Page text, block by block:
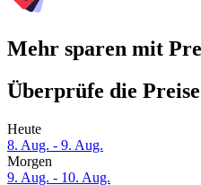
Mehr sparen mit
Überprüfe die
Heute
8. Aug. - 9. Aug.
Morgen
9. Aug. - 10. Aug.